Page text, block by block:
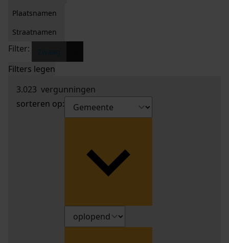
Plaatsnamen
Straatnamen
Filter:
Filters legen
3.023 vergunningen
sorteren op: